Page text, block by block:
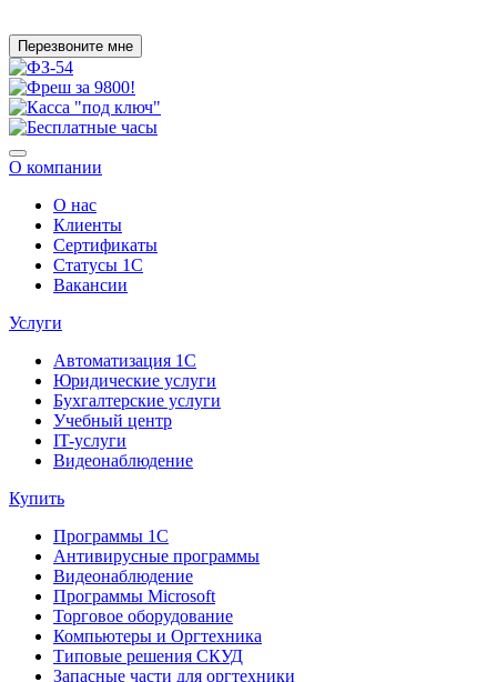
Перезвоните мне
О компании
О нас
Клиенты
Сертификаты
Статусы 1С
Вакансии
Услуги
Автоматизация 1С
Юридические услуги
Бухгалтерские услуги
Учебный центр
IT-услуги
Видеонаблюдение
Купить
Программы 1С
Антивирусные программы
Видеонаблюдение
Программы Microsoft
Торговое оборудование
Компьютеры и Оргтехника
Типовые решения СКУД
Запасные части для оргтехники